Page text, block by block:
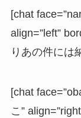
[chat
align=”left”
りあの件には
[chat
こ”